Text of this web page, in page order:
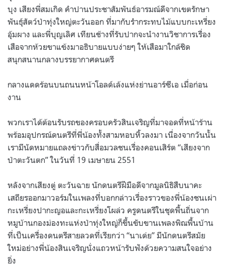
บุง เสียงพี่สมเกิด คำปานประชาสัมพันธ์อารมณ์ดีจากเขตรักษา
พันธุ์สัตว์ป่าทุ่งใหญ่ตะวันออก ที่มากับรำกระทบไม้แบบกะเหรี่ยง
อุ้มผาง และพี่บุญเลิศ เทียนช้างที่รับปากจะนำงานวิชาการเรื่อง
เสือจากห้วยขาแข้งมาอธิบายแบบง่ายๆ ให้เสือมาใกล้ชิด
สนุกสนานกลางบรรยากาศดนตรี
กลางแดดร้อนบนถนนหน้าโอลด์เล้งแห่งย่านอาร์ซีเอ เมื่อก่อน
งาน
พวกเราได้ต้อนรับรถของครอบครัวสินเจริญที่มาจอดที่หน้าร้าน
พร้อมอุปกรณ์ดนตรีที่พี่น้องทั้งสามหอบหิ้วลงมา เนื่องจากวันนั้น
เรามีนัดหมายแถลงข่าวกับสื่อมวลชนเรื่องคอนเสิร์ต “เสียงจาก
ป่าตะวันตก” ในวันที่ 19 เมษายน 2551
หลังจากเสียงตู่ ตะวันฉาย นักดนตรีฝีมือดีจากมูลนิธิสืบนาคะ
เสถียรออกมาวอร์มในเพลงที่บอกกล่าวเรื่องราวของพี่น้องชนเผ่า
กะเหรี่ยงปากะญอและกะเหรี่ยงโผล่ว ครูดนตรีในชุดพื้นถิ่นจาก
หมูบ้านกองม่องทะแห่งป่าทุ่งใหญ่ก็ขึ้นขับขานเพลงพิณพื้นบ้าน
ที่เป็นเครื่องดนตรีสายลวดที่เรียกว่า “นาเด่ย” มีนักดนตรีสมัย
ใหม่อย่างพี่น้องสินเจริญนั่งแถวหน้ารับฟังด้วยความสนใจอย่าง
ยิ่ง